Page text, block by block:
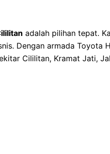
adalah pilihan tepat.
Dengan armada Toyota
Cililitan, Kramat Jati,